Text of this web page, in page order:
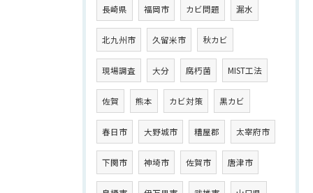
長崎県 福岡市 カビ問題 漏水
北九州市 久留米市 秋カビ
現場調査 大分 腐朽菌 MIST工法
佐賀 熊本 カビ対策 黒カビ
春日市 大野城市 糟屋郡 太宰府市
下関市 神埼市 佐賀市 唐津市